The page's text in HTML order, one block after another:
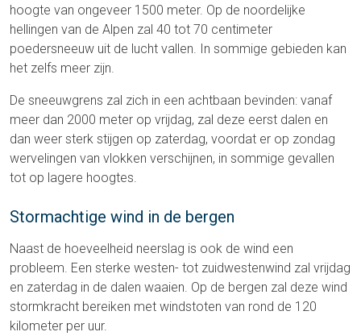
hoogte van ongeveer 1500 meter. Op de noordelijke
hellingen van de Alpen zal 40 tot 70 centimeter
poedersneeuw uit de lucht vallen. In sommige gebieden kan
het zelfs meer zijn.
De sneeuwgrens zal zich in een achtbaan bevinden: vanaf
meer dan 2000 meter op vrijdag, zal deze eerst dalen en
dan weer sterk stijgen op zaterdag, voordat er op zondag
wervelingen van vlokken verschijnen, in sommige gevallen
tot op lagere hoogtes.
Stormachtige wind in de bergen
Naast de hoeveelheid neerslag is ook de wind een
probleem. Een sterke westen- tot zuidwestenwind zal vrijdag
en zaterdag in de dalen waaien. Op de bergen zal deze wind
stormkracht bereiken met windstoten van rond de 120
kilometer per uur.